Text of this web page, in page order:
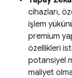
cihazları,
işlem
premium
özellikleri
potansiyel
maliyet